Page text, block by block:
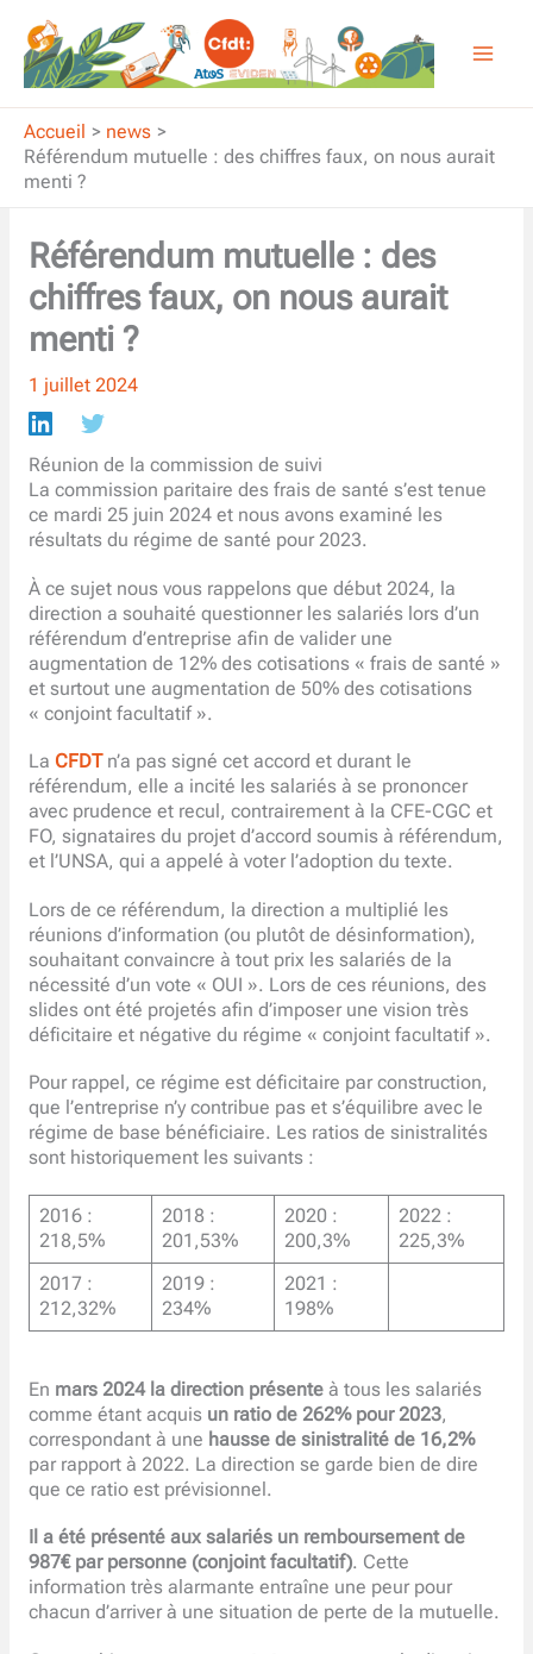
contenu
Accueil
news
Référendum mutuelle : des chiffres faux, on nous aurait
menti ?
Référendum mutuelle : des
chiffres faux, on nous aurait
menti ?
1 juillet 2024
Réunion de la commission de suivi
La commission paritaire des frais de santé s’est tenue
ce mardi 25 juin 2024 et nous avons examiné les
résultats du régime de santé pour 2023.
À ce sujet nous vous rappelons que début 2024, la
direction a souhaité questionner les salariés lors d’un
référendum d’entreprise afin de valider une
augmentation de 12% des cotisations « frais de santé »
et surtout une augmentation de 50% des cotisations
« conjoint facultatif ».
La CFDTn’a pas signé cet accord et durant le
référendum, elle a incité les salariés à se prononcer
avec prudence et recul, contrairement à la CFE-CGC et
FO, signataires du projet d’accord soumis à référendum,
et l’UNSA, qui a appelé à voter l’adoption du texte.
Lors de ce référendum, la direction a multiplié les
réunions d’information (ou plutôt de désinformation),
souhaitant convaincre à tout prix les salariés de la
nécessité d’un vote « OUI ». Lors de ces réunions, des
slides ont été projetés afin d’imposer une vision très
déficitaire et négative du régime « conjoint facultatif ».
Pour rappel, ce régime est déficitaire par construction,
que l’entreprise n’y contribue pas et s’équilibre avec le
régime de base bénéficiaire. Les ratios de sinistralités
sont historiquement les suivants :
2016 :
218,5%
2018 :
201,53%
2020 :
200,3%
2022 :
225,3%
2017 :
212,32%
2019 :
234%
2021 :
198%
En mars 2024 la direction présenteà tous les salariés
comme étant acquis un ratio de 262% pour 2023,
correspondant à une hausse de sinistralité de 16,2%
par rapport à 2022. La direction se garde bien de dire
que ce ratio est prévisionnel.
Il a été présenté aux salariés un remboursement de
987€ par personne (conjoint facultatif). Cette
information très alarmante entraîne une peur pour
chacun d’arriver à une situation de perte de la mutuelle.